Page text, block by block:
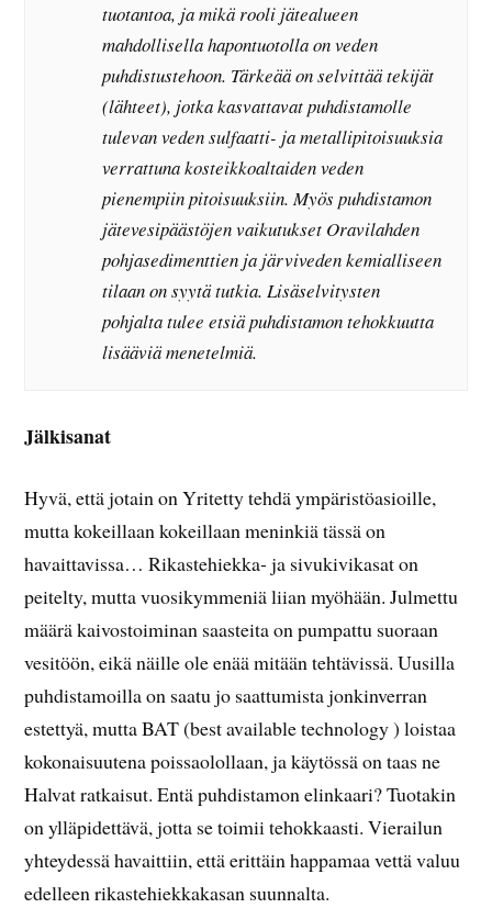
tuotantoa, ja mikä rooli jätealueen
mahdollisella hapontuotolla on veden
puhdistustehoon. Tärkeää on selvittää tekijät
(lähteet), jotka kasvattavat puhdistamolle
tulevan veden sulfaatti- ja metallipitoisuuksia
verrattuna kosteikkoaltaiden veden
pienempiin pitoisuuksiin. Myös puhdistamon
jätevesipäästöjen vaikutukset Oravilahden
pohjasedimenttien ja järviveden kemialliseen
tilaan on syytä tutkia. Lisäselvitysten
pohjalta tulee etsiä puhdistamon tehokkuutta
lisääviä menetelmiä.
Jälkisanat
Hyvä, että jotain on Yritetty tehdä ympäristöasioille,
mutta kokeillaan kokeillaan meninkiä tässä on
havaittavissa… Rikastehiekka- ja sivukivikasat on
peitelty, mutta vuosikymmeniä liian myöhään. Julmettu
määrä kaivostoiminan saasteita on pumpattu suoraan
vesitöön, eikä näille ole enää mitään tehtävissä. Uusilla
puhdistamoilla on saatu jo saattumista jonkinverran
estettyä, mutta BAT (best available technology ) loistaa
kokonaisuutena poissaolollaan, ja käytössä on taas ne
Halvat ratkaisut. Entä puhdistamon elinkaari? Tuotakin
on ylläpidettävä, jotta se toimii tehokkaasti. Vierailun
yhteydessä havaittiin, että erittäin happamaa vettä valuu
edelleen rikastehiekkakasan suunnalta.